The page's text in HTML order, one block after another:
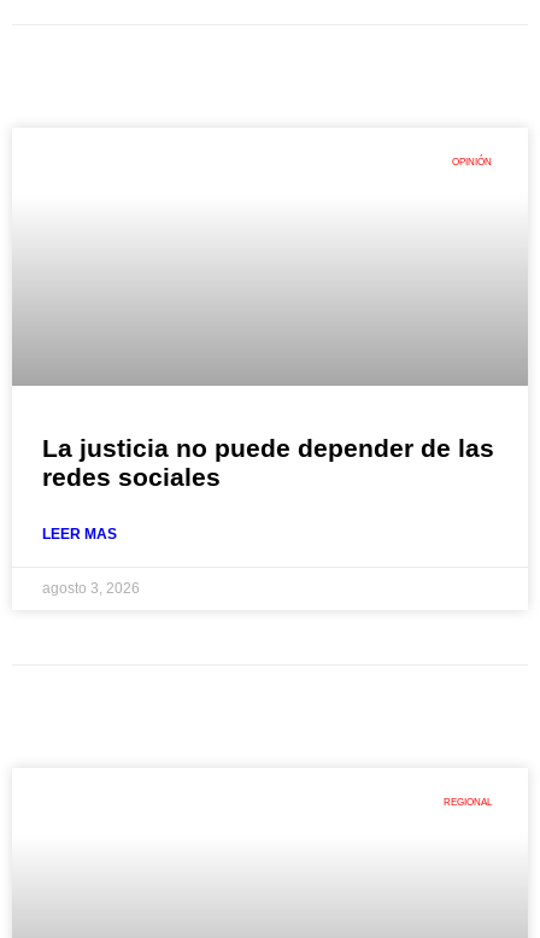
OPINIÓN
La justicia no puede depender de las
redes sociales
LEER MAS
agosto 3, 2026
REGIONAL